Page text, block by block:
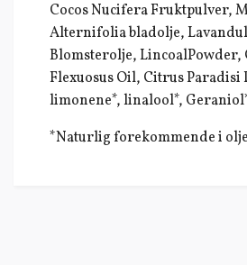
Cocos Nucifera Fruktpulver,
Alternifolia bladolje,
Blomsterolje, LincoalPowder,
Flexuosus Oil, Citrus Paradisi
limonene*, linalool*,
*Naturlig forekommende i olje